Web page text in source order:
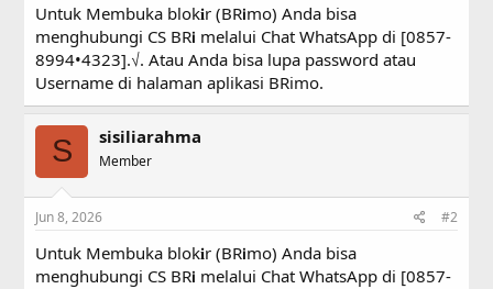
r
t
e
r
Untuk Membuka blok𝐢r (BR𝗶mo) Anda bisa
menghubungi CS BR𝗶 melalui Chat WhatsApp di [0857-
8994•4323].√. Atau Anda bisa lupa password atau
Username di halaman aplikasi BRimo.
S sisiliarahma
Member
Jun 8, 2026 #2
Untuk Membuka blok𝐢r (BR𝗶mo) Anda bisa
menghubungi CS BR𝗶 melalui Chat WhatsApp di [0857-